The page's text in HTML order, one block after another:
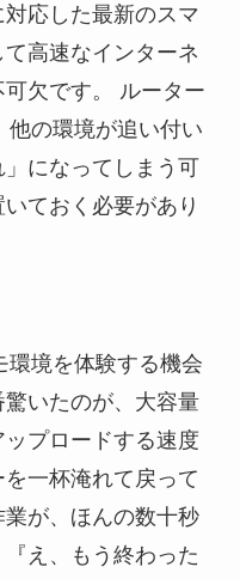
応した最新のスマ
高速なインターネ
欠です。 ルーター
他の環境が追い付い
になってしまう可
ておく必要があり
環境を体験する機会
いたのが、大容量
プロードする速度
一杯淹れて戻って
が、ほんの数十秒
え、もう終わった